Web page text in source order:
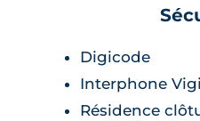
Digicode
Interphone
Résidence